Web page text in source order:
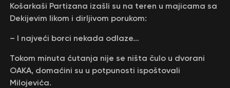
Košarkaši Partizana izašli su na teren u majicama sa
Dekijevim likom i dirljivom porukom:
– I najveći borci nekada odlaze…
Tokom minuta ćutanja nije se ništa čulo u dvorani
OAKA, domaćini su u potpunosti ispoštovali
Milojevića.